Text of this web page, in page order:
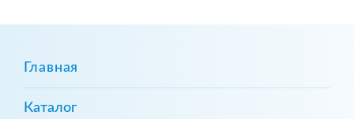
Главная
Каталог